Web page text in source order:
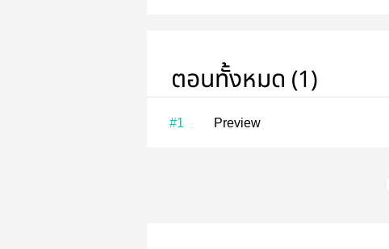
ตอนทั้งหมด (1)
#1 Preview